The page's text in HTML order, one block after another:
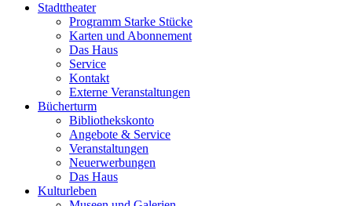
Stadttheater
Programm Starke Stücke
Karten und Abonnement
Das Haus
Service
Kontakt
Externe Veranstaltungen
Bücherturm
Bibliothekskonto
Angebote & Service
Veranstaltungen
Neuerwerbungen
Das Haus
Kulturleben